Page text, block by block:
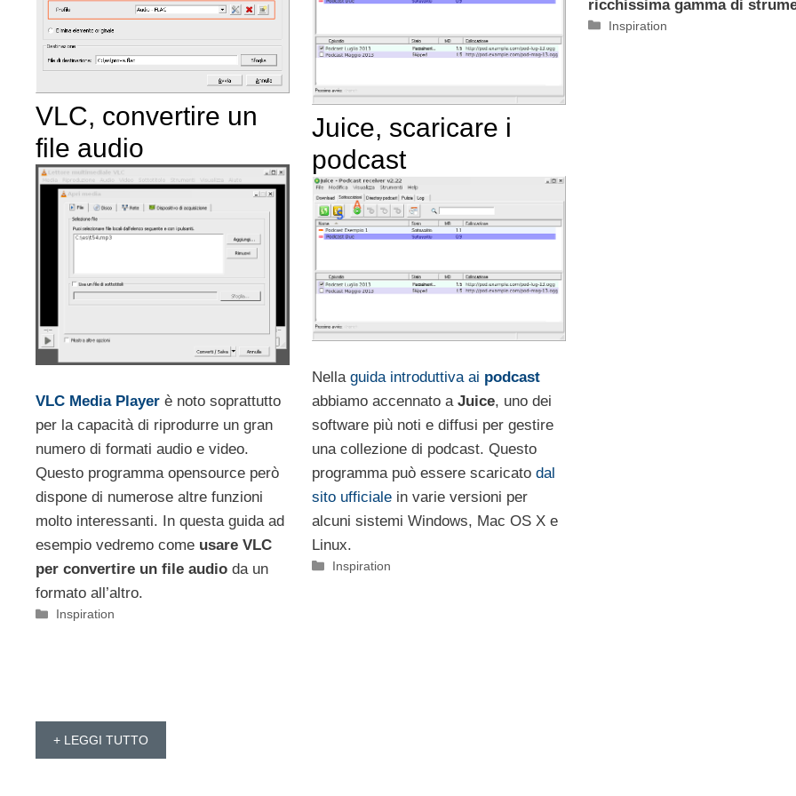
ricchissima gamma di
Categorie
Inspiration
VLC, convertire un
file audio
VLC Media Player è noto soprattutto
per la capacità di riprodurre un gran
numero di formati audio e video.
Questo programma opensource però
dispone di numerose altre funzioni
molto interessanti. In questa guida ad
esempio vedremo come usare VLC
per convertire un file audio da un
formato all’altro.
Categorie
Inspiration
Juice, scaricare i
podcast
Nella guida introduttiva ai podcast
abbiamo accennato a Juice, uno dei
software più noti e diffusi per gestire
una collezione di podcast. Questo
programma può essere scaricato dal
sito ufficialein varie versioni per
alcuni sistemi Windows, Mac OS X e
Linux.
Categorie
Inspiration
+ LEGGI TUTTO